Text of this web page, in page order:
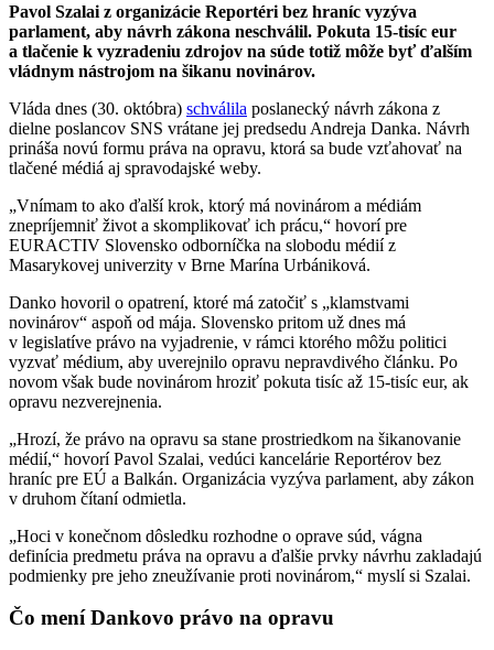
Pavol Szalai z organizácie Reportéri bez hraníc vyzýva
parlament, aby návrh zákona neschválil. Pokuta 15-tisíc eur
a tlačenie k vyzradeniu zdrojov na súde totiž môže byť ďalším
vládnym nástrojom na šikanu novinárov.
Vláda dnes (30. októbra) schválila poslanecký návrh zákona z
dielne poslancov SNS vrátane jej predsedu Andreja Danka. Návrh
prináša novú formu práva na opravu, ktorá sa bude vzťahovať na
tlačené médiá aj spravodajské weby.
„Vnímam to ako ďalší krok, ktorý má novinárom a médiám
znepríjemniť život a skomplikovať ich prácu,“ hovorí pre
EURACTIV Slovensko odborníčka na slobodu médií z
Masarykovej univerzity v Brne Marína Urbániková.
Danko hovoril o opatrení, ktoré má zatočiť s „klamstvami
novinárov“ aspoň od mája. Slovensko pritom už dnes má
v legislatíve právo na vyjadrenie, v rámci ktorého môžu politici
vyzvať médium, aby uverejnilo opravu nepravdivého článku. Po
novom však bude novinárom hroziť pokuta tisíc až 15-tisíc eur, ak
opravu nezverejnenia.
„Hrozí, že právo na opravu sa stane prostriedkom na šikanovanie
médií,“ hovorí Pavol Szalai, vedúci kancelárie Reportérov bez
hraníc pre EÚ a Balkán. Organizácia vyzýva parlament, aby zákon
v druhom čítaní odmietla.
„Hoci v konečnom dôsledku rozhodne o oprave súd, vágna
definícia predmetu práva na opravu a ďalšie prvky návrhu zakladajú
podmienky pre jeho zneužívanie proti novinárom,“ myslí si Szalai.
Čo mení Dankovo právo na opravu